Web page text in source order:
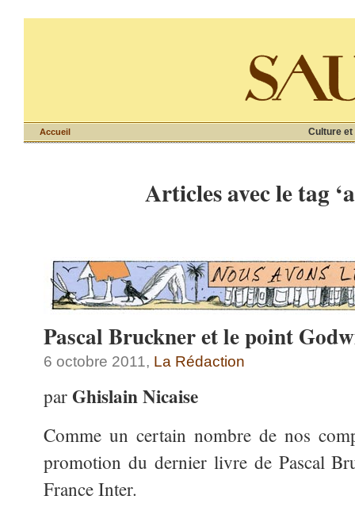
Culture et
Accueil
Articles avec le tag
Pascal Bruckner et le point
6 octobre 2011, La Rédaction
parGhislain Nicaise
Comme un certain nombre de nos
promotion du dernier livre de Pascal
France Inter.